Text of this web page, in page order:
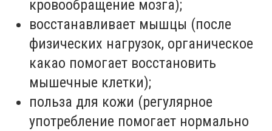
кровообращение мозга);
восстанавливает мышцы (после
физических нагрузок, органическое
какао помогает восстановить
мышечные клетки);
польза для кожи (регулярное
употребление помогает нормально